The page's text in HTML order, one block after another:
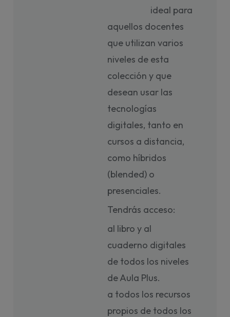
ideal para
aquellos docentes
que utilizan varios
niveles de esta
colección y que
desean usar las
tecnologías
digitales, tanto en
cursos a distancia,
como híbridos
(blended) o
presenciales.
Tendrás acceso:
al libro y al
cuaderno digitales
de todos los niveles
de Aula Plus.
a todos los recursos
propios de todos los